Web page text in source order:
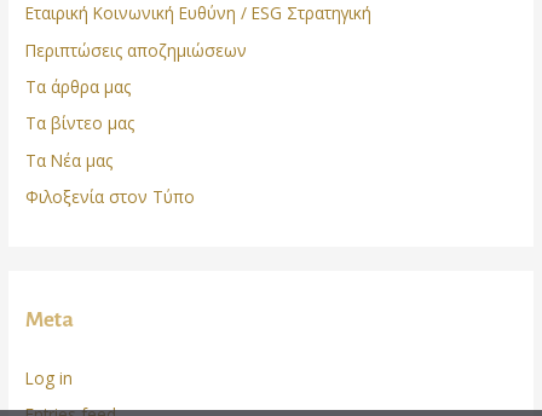
Εταιρική Κοινωνική Ευθύνη / ESG Στρατηγική
Περιπτώσεις αποζημιώσεων
Τα άρθρα μας
Τα βίντεο μας
Τα Νέα μας
Φιλοξενία στον Τύπο
Meta
Log in